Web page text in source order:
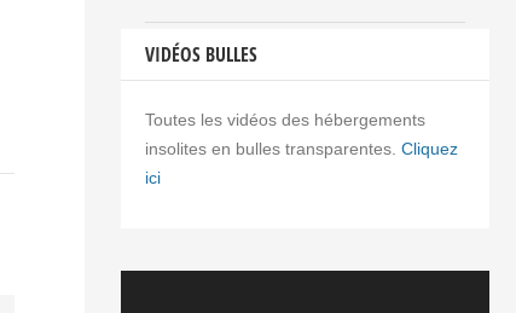
VIDÉOS BULLES
Toutes les vidéos des hébergements
insolites en bulles transparentes. Cliquez
ici